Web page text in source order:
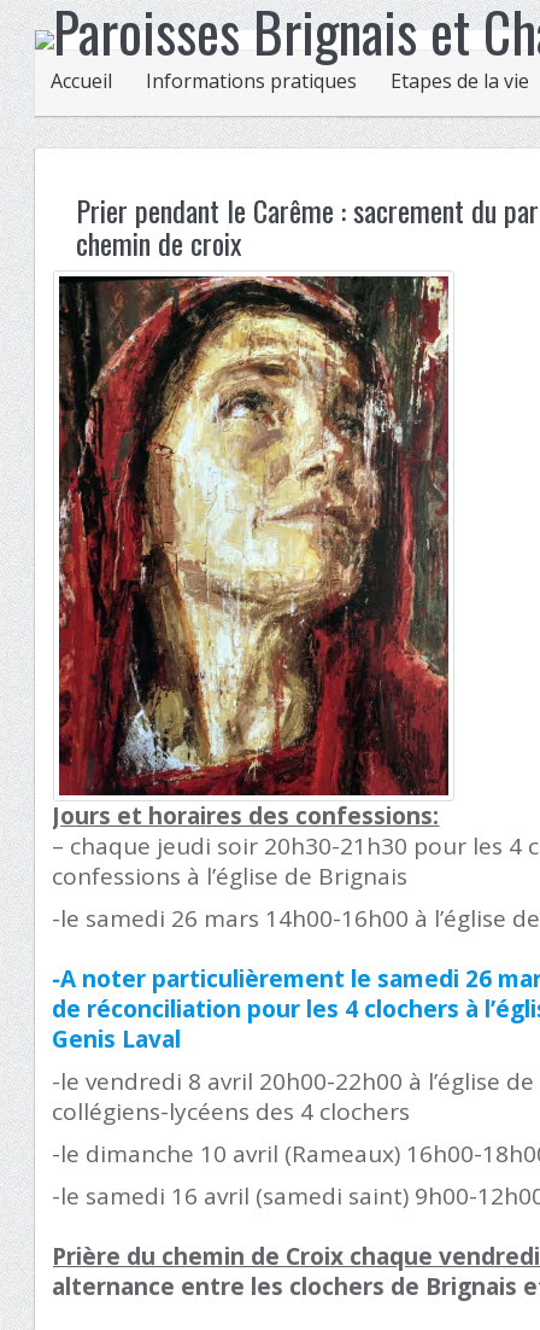
Accueil Informations pratiques Etapes de la vie
Prier pendant le Carême : sacrement du
chemin de croix
Jours et horaires des confessions:
– chaque jeudi soir 20h30-21h30 pour les 4
confessions à l’église de Brignais
-le samedi 26 mars 14h00-16h00 à l’église
-A noter particulièrement le samedi 26
de réconciliation pour les 4 clochers à
Genis Laval
-le vendredi 8 avril 20h00-22h00 à l’église
collégiens-lycéens des 4 clochers
-le dimanche 10 avril (Rameaux) 16h00-
-le samedi 16 avril (samedi saint) 9h00-
Prière du chemin de Croix chaque
alternance entre les clochers de Brignais